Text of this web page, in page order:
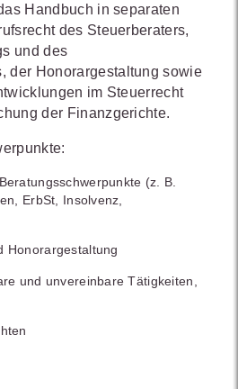
Handbuch in separaten
des Steuerberaters,
und des
der Honorargestaltung sowie
im Steuerrecht
der Finanzgerichte.
(z. B.
ErbSt, Insolvenz,
Honorargestaltung
und unvereinbare Tätigkeiten,